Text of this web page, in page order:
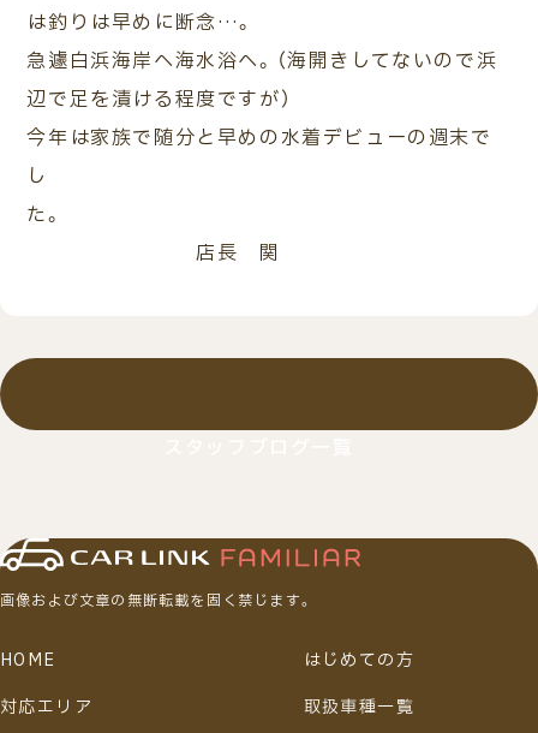
は釣りは早めに断念…。
急遽白浜海岸へ海水浴へ。（海開きしてないので浜
辺で足を漬ける程度ですが）
今年は家族で随分と早めの水着デビューの週末で
し
た。
店長 関
画像および文章の無断転載を固く禁じます。
HOME
はじめての方
対応エリア
取扱車種一覧